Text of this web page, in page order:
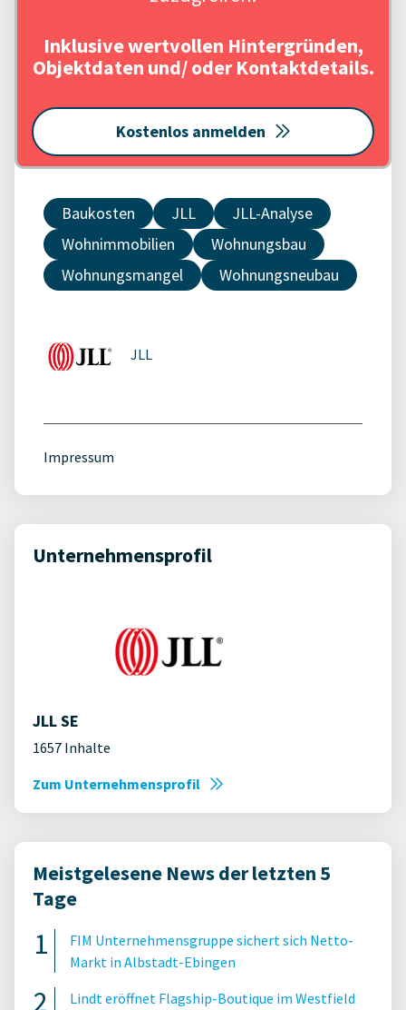
Inklusive wertvollen Hintergründen,
Objektdaten und/ oder Kontaktdetails.
Kostenlos anmelden
Baukosten JLL
JLL-Analyse
Wohnimmobilien
Wohnungsbau
Wohnungsmangel
Wohnungsneubau
JLL
Impressum
Unternehmensprofil
JLL SE
1657 Inhalte
Zum Unternehmensprofil
Meistgelesene News der letzten 5
Tage
FIM Unternehmensgruppe sichert sich Netto-
Markt in Albstadt-Ebingen
Lindt eröffnet Flagship-Boutique im Westfield